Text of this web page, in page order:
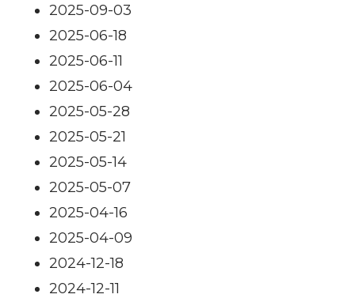
2025-09-03
2025-06-18
2025-06-11
2025-06-04
2025-05-28
2025-05-21
2025-05-14
2025-05-07
2025-04-16
2025-04-09
2024-12-18
2024-12-11